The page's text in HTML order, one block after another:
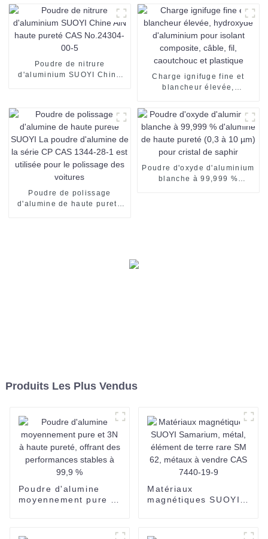
Poudre de nitrure
d'aluminium SUOYI Chine
Charge ignifuge fine et
blancheur élevée,
isolant composite, câble, fil,
caoutchouc et plastique
Poudre de polissage
d'alumine de haute pureté
Poudre d'oxyde d'aluminium
blanche à 99,999 %
Produits Les Plus Vendus
Poudre d'alumine
moyennement pure et
performances stables
Matériaux
magnétiques SUOYI